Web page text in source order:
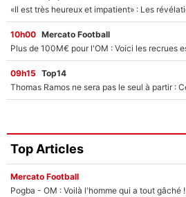
10h00 Mercato Football
09h15 Top14
Top Articles
Mercato Football
Pogba - OM : Voilà l'homme qui a tout gâché !